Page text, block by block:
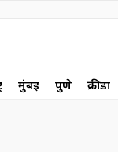
मुंबई पुणे क्रीडा